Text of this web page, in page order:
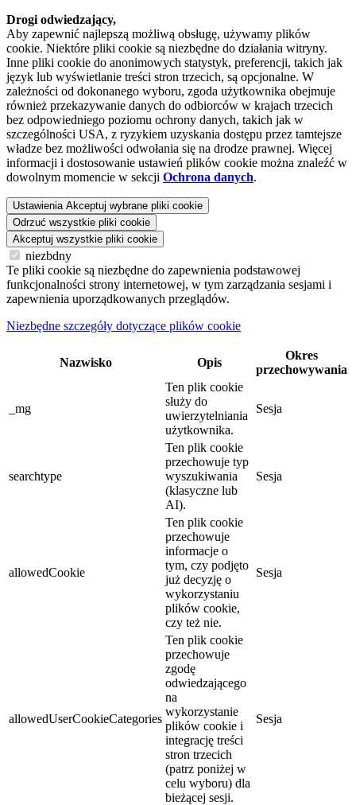
Drogi odwiedzający,
Aby zapewnić najlepszą możliwą obsługę, używamy plików
cookie. Niektóre pliki cookie są niezbędne do działania witryny.
Inne pliki cookie do anonimowych statystyk, preferencji, takich jak
język lub wyświetlanie treści stron trzecich, są opcjonalne. W
zależności od dokonanego wyboru, zgoda użytkownika obejmuje
również przekazywanie danych do odbiorców w krajach trzecich
bez odpowiedniego poziomu ochrony danych, takich jak w
szczególności USA, z ryzykiem uzyskania dostępu przez tamtejsze
władze bez możliwości odwołania się na drodze prawnej. Więcej
informacji i dostosowanie ustawień plików cookie można znaleźć w
dowolnym momencie w sekcji Ochrona danych.
Ustawienia Akceptuj wybrane pliki cookie
Odrzuć wszystkie pliki cookie
Akceptuj wszystkie pliki cookie
niezbdny
Te pliki cookie są niezbędne do zapewnienia podstawowej
funkcjonalności strony internetowej, w tym zarządzania sesjami i
zapewnienia uporządkowanych przeglądów.
Niezbędne szczegóły dotyczące plików cookie
Nazwisko Opis
Okres
przechowywania
_mg
Ten plik cookie
służy do
uwierzytelniania
użytkownika.
Sesja
searchtype
Ten plik cookie
przechowuje typ
wyszukiwania
(klasyczne lub
AI).
Sesja
allowedCookie
Ten plik cookie
przechowuje
informacje o
tym, czy podjęto
już decyzję o
wykorzystaniu
plików cookie,
czy też nie.
Sesja
allowedUserCookieCategories
Ten plik cookie
przechowuje
zgodę
odwiedzającego
na
wykorzystanie
plików cookie i
integrację treści
stron trzecich
(patrz poniżej w
celu wyboru) dla
bieżącej sesji.
Sesja